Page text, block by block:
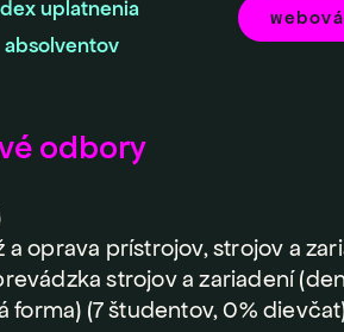
uplatnenia
absolventov
odbory
oprava prístrojov, strojov a
strojov a zariadení
forma) (7 študentov, 0%